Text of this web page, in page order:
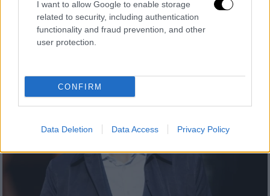
I want to allow Google to enable storage
related to security, including authentication
functionality and fraud prevention, and other
user protection.
CONFIRM
Data Deletion Data Access Privacy Policy
και προσωρινά